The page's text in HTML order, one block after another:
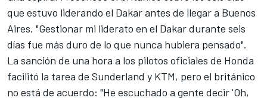
que estuvo liderando el Dakar antes de llegar a Buenos
Aires. "Gestionar mi liderato en el Dakar durante seis
días fue más duro de lo que nunca hubiera pensado".
La sanción de una hora a los pilotos oficiales de Honda
facilitó la tarea de Sunderland y KTM, pero el británico
no está de acuerdo: "He escuchado a gente decir 'Oh,